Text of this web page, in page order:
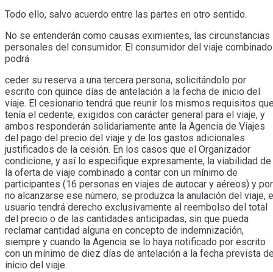
Todo ello, salvo acuerdo entre las partes en otro sentido.
No se entenderán como causas eximientes, las circunstancias
personales del consumidor. El consumidor del viaje combinado
podrá
ceder su reserva a una tercera persona, solicitándolo por
escrito con quince días de antelación a la fecha de inicio del
viaje. El cesionario tendrá que reunir los mismos requisitos
tenía el cedente, exigidos con carácter general para el viaje, y
ambos responderán solidariamente ante la Agencia de Viajes
del pago del precio del viaje y de los gastos adicionales
justificados de la cesión. En los casos que el Organizador
condicione, y así lo especifique expresamente, la viabilidad de
la oferta de viaje combinado a contar con un mínimo de
participantes (16 personas en viajes de autocar y aéreos) y por
no alcanzarse ese número, se produzca la anulación del viaje,
usuario tendrá derecho exclusivamente al reembolso del total
del precio o de las cantidades anticipadas, sin que pueda
reclamar cantidad alguna en concepto de indemnización,
siempre y cuando la Agencia se lo haya notificado por escrito
con un mínimo de diez días de antelación a la fecha prevista
inicio del viaje.